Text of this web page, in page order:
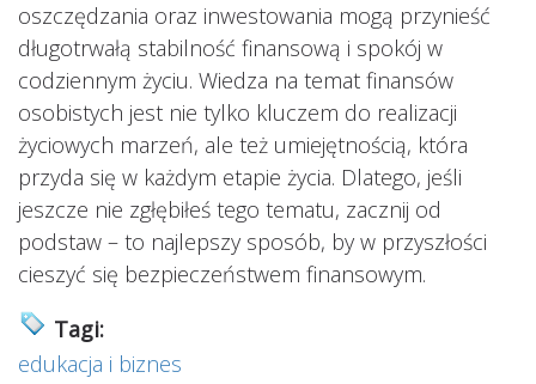
oszczędzania oraz inwestowania mogą przynieść
długotrwałą stabilność finansową i spokój w
codziennym życiu. Wiedza na temat finansów
osobistych jest nie tylko kluczem do realizacji
życiowych marzeń, ale też umiejętnością, która
przyda się w każdym etapie życia. Dlatego, jeśli
jeszcze nie zgłębiłeś tego tematu, zacznij od
podstaw – to najlepszy sposób, by w przyszłości
cieszyć się bezpieczeństwem finansowym.
Tagi:
edukacja i biznes